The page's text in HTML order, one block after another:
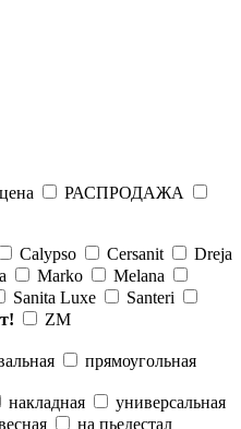
РАСПРОДАЖА
Calypso Cersanit
Dreja
Marko
Melana
Sanita Luxe
Santeri
ZM
прямоугольная
накладная
универсальная
на пьедестал